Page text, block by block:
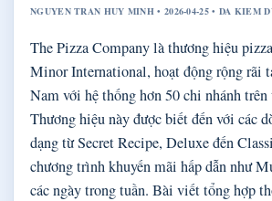
NGUYEN TRAN HUY MINH • 2026-04-25 • DA KIEM
The Pizza Company là thương hiệu
Minor International, hoạt động rộng rãi
Nam với hệ thống hơn 50 chi nhánh trên
Thương hiệu này được biết đến với các
dạng từ Secret Recipe, Deluxe đến
chương trình khuyến mãi hấp dẫn như
các ngày trong tuần. Bài viết tổng hợp